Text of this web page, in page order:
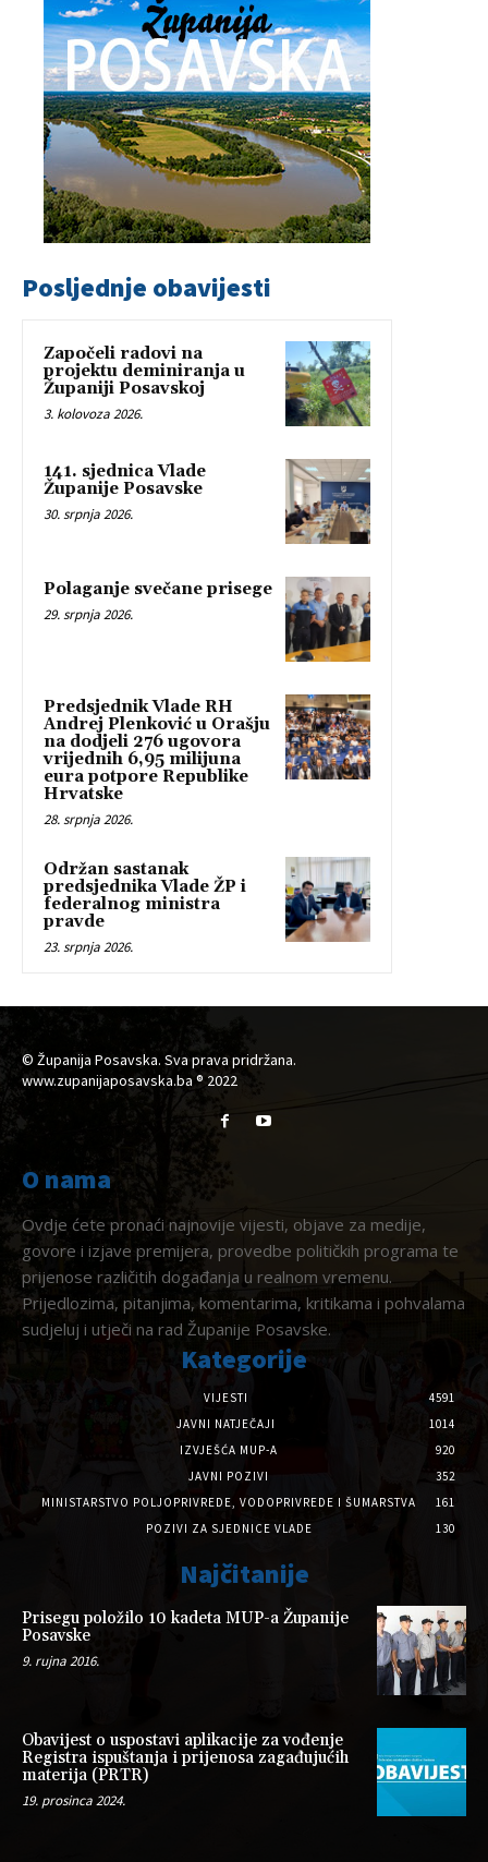
Posljednje obavijesti
Započeli radovi na
projektu deminiranja u
Županiji Posavskoj
3. kolovoza 2026.
141. sjednica Vlade
Županije Posavske
30. srpnja 2026.
Polaganje svečane prisege
29. srpnja 2026.
Predsjednik Vlade RH
Andrej Plenković u Orašju
na dodjeli 276 ugovora
vrijednih 6,95 milijuna
eura potpore Republike
Hrvatske
28. srpnja 2026.
Održan sastanak
predsjednika Vlade ŽP i
federalnog ministra
pravde
23. srpnja 2026.
© Županija Posavska. Sva prava pridržana.
www.zupanijaposavska.ba ® 2022
O nama
Ovdje ćete pronaći najnovije vijesti, objave za medije,
govore i izjave premijera, provedbe političkih programa te
prijenose različitih događanja u realnom vremenu.
Prijedlozima, pitanjima, komentarima, kritikama i pohvalama
sudjeluj i utječi na rad Županije Posavske.
Kategorije
VIJESTI
4591
JAVNI NATJEČAJI
1014
IZVJEŠĆA MUP-A
920
JAVNI POZIVI
352
MINISTARSTVO POLJOPRIVREDE, VODOPRIVREDE I ŠUMARSTVA
161
POZIVI ZA SJEDNICE VLADE
130
Najčitanije
Prisegu položilo 10 kadeta MUP-a Županije
Posavske
9. rujna 2016.
Obavijest o uspostavi aplikacije za vođenje
Registra ispuštanja i prijenosa zagađujućih
materija (PRTR)
19. prosinca 2024.